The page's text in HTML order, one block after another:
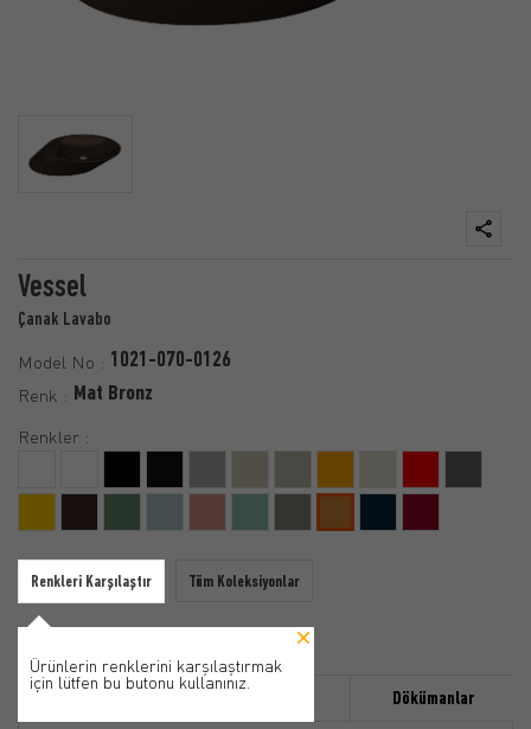
Vessel
Çanak Lavabo
Model No : 1021-070-0126
Renk : Mat Bronz
Renkler :
Renkleri Karşılaştır Tüm Koleksiyonlar
Ürünlerin renklerini karşılaştırmak
için lütfen bu butonu kullanınız.
Dökümanlar